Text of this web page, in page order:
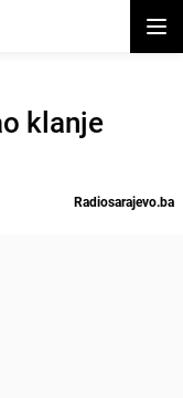
klanje
Radiosarajevo.ba